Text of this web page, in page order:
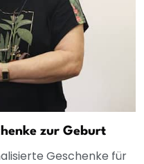
zur Geburt
Geschenke für